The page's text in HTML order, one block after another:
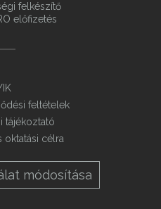
felkészítő
előfizetés
feltételek
tájékoztató
oktatási célra
módosítása